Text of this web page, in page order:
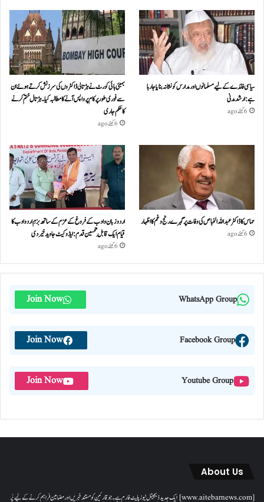
سیاسی فائدے کے لیے مسلمانوں اور مدارس کو نشانہ بنایا جا رہا
ہے: ارشد مدنی
6 گھنٹے ago
بمبئی ہائی کورٹ نے ہڑتالی ڈاکٹروں کی سرزنش کرتے ہوئے ان
سے فوری طور پر کام پر واپس آنے کا مطالبہ کیا۔ہڑتال ختم کرنے
کا حکم جاری
6 گھنٹے ago
حماس کا ڈاکٹر عبداللہ الخباص کی وفات پر گہرے رنج وغم کااظہار
6 گھنٹے ago
اردو زبان و ادب کے فروغ کے عزم کے ساتھ بزمِ اردو ادب کا
قیام ایک قابلِ تحسین قدم : ایڈوکیٹ جاوید خیردی
6 گھنٹے ago
WhatsApp Group
Join Now
Facebook Group
Join Now
Youtube Group
Join Now
About Us
[www.aitebarnews.com] ایک جدید ڈیجیٹل نیوز پلیٹ فارم ہے۔ جو قارئین کو مستند خبریں اور مضامین فراہم کرنے کے لیے پُر